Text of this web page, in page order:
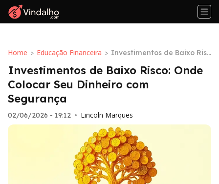
Home > Educação Financeira > Investimentos de Baixo Risc
o: Onde Colocar Seu Dinheir
o com Segurança
Investimentos de Baixo Risco: Onde
Colocar Seu Dinheiro com
Segurança
02/06/2026 - 19:12 • Lincoln Marques